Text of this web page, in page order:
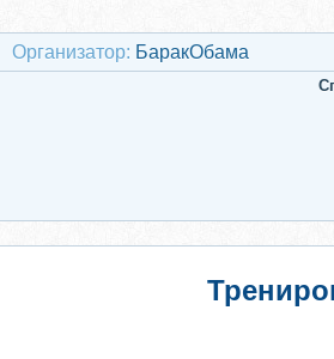
Организатор: БаракОбама